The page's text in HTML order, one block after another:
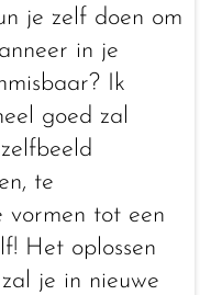
je zelf doen om
in je
Ik
goed zal
te
vormen tot een
Het oplossen
je in nieuwe